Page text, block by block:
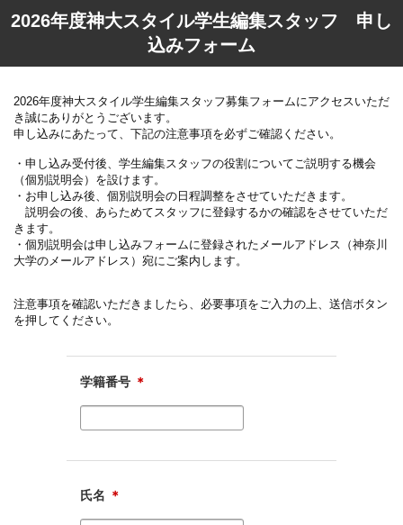
2026年度神大スタイル学生編集スタッフ 申し
込みフォーム
2026年度神大スタイル学生編集スタッフ募集フォームにアクセスいただ
き誠にありがとうございます。
申し込みにあたって、下記の注意事項を必ずご確認ください。
・申し込み受付後、学生編集スタッフの役割についてご説明する機会
（個別説明会）を設けます。
・お申し込み後、個別説明会の日程調整をさせていただきます。
説明会の後、あらためてスタッフに登録するかの確認をさせていただ
きます。
・個別説明会は申し込みフォームに登録されたメールアドレス（神奈川
大学のメールアドレス）宛にご案内します。
注意事項を確認いただきましたら、必要事項をご入力の上、送信ボタン
を押してください。
学籍番号 ＊
氏名 ＊